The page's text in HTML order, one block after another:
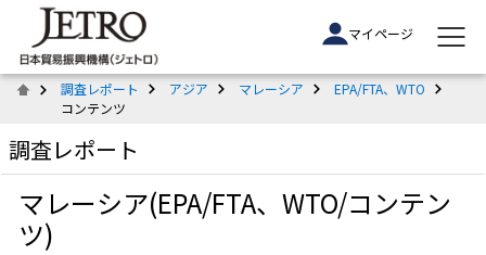
マイページ
調査レポート アジア マレーシア
EPA/FTA、WTO
コンテンツ
調査レポート
マレーシア(EPA/FTA、WTO/コンテン
ツ)